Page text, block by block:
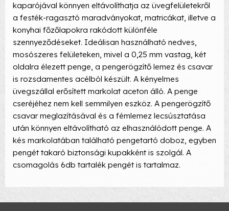
kaparójával könnyen eltávolíthatja az üvegfelületekről
a festék-ragasztó maradványokat, matricákat, illetve a
konyhai főzőlapokra rakódott különféle
szennyeződéseket. Ideálisan használható nedves,
mosószeres felületeken, mivel a 0,25 mm vastag, két
oldalra élezett penge, a pengerögzítő lemez és csavar
is rozsdamentes acélból készült. A kényelmes
üvegszállal erősített markolat aceton álló. A penge
cseréjéhez nem kell semmilyen eszköz. A pengerögzítő
csavar meglazításával és a fémlemez lecsúsztatása
után könnyen eltávolítható az elhasználódott penge. A
kés markolatában található pengetartó doboz, egyben
pengét takaró biztonsági kupakként is szolgál. A
csomagolás 6db tartalék pengét is tartalmaz.